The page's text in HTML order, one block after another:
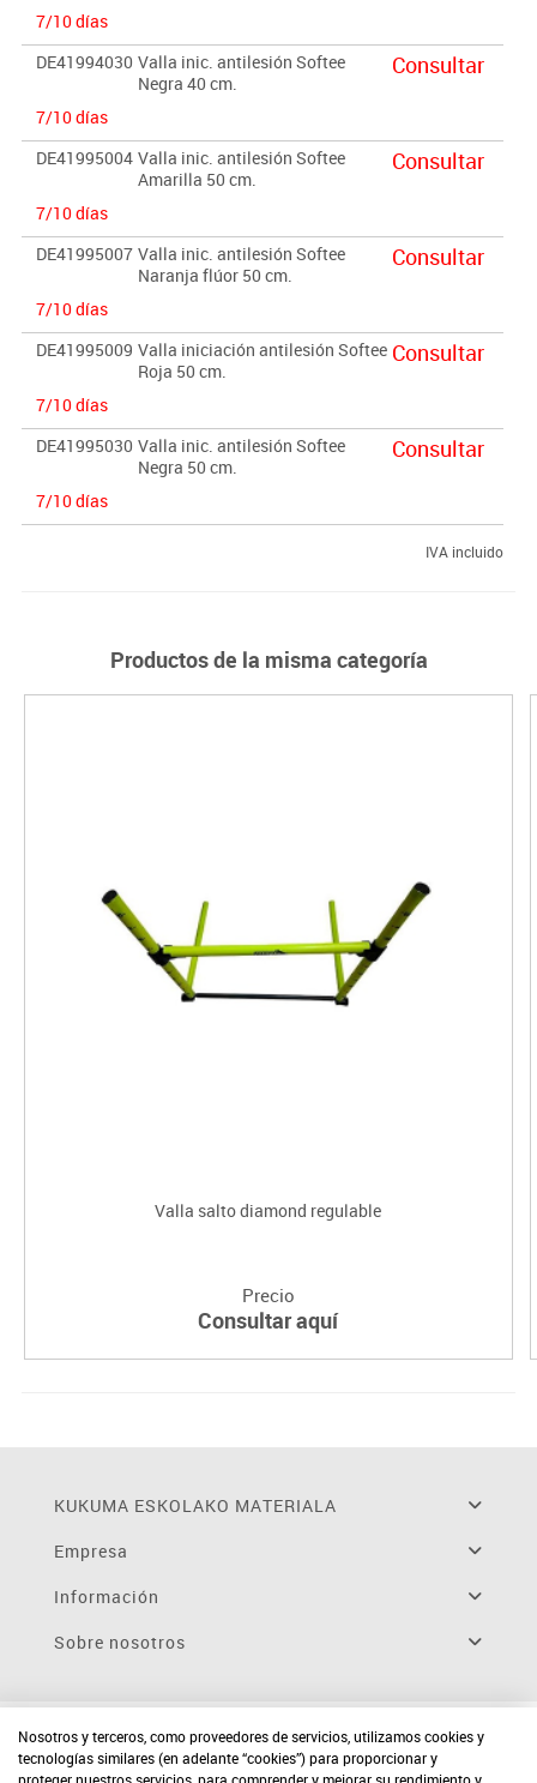
7/10 días
DE41994030 Valla inic. antilesión Softee
Negra 40 cm.
7/10 días
Consultar
DE41995004 Valla inic. antilesión Softee
Amarilla 50 cm.
7/10 días
Consultar
DE41995007 Valla inic. antilesión Softee
Naranja flúor 50 cm.
7/10 días
Consultar
DE41995009 Valla iniciación antilesión Softee
Roja 50 cm.
7/10 días
Consultar
DE41995030 Valla inic. antilesión Softee
Negra 50 cm.
7/10 días
Consultar
IVA incluido
Productos de la misma categoría
Valla salto diamond regulable
Precio
Consultar aquí
KUKUMA ESKOLAKO MATERIALA
Empresa
Información
Sobre nosotros
Nosotros y terceros, como proveedores de servicios, utilizamos cookies y
tecnologías similares (en adelante “cookies”) para proporcionar y